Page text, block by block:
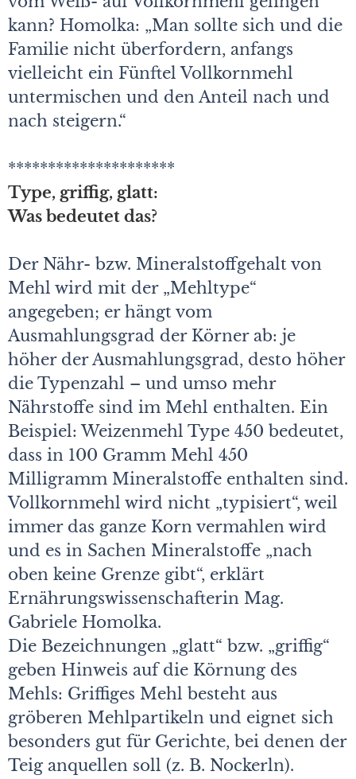
kann? Homolka: „Man sollte sich und die
Familie nicht überfordern, anfangs
vielleicht ein Fünftel Vollkornmehl
untermischen und den Anteil nach und
nach steigern.“
*********************
Type, griffig, glatt:
Was bedeutet das?
Der Nähr- bzw. Mineralstoffgehalt von
Mehl wird mit der „Mehltype“
angegeben; er hängt vom
Ausmahlungsgrad der Körner ab: je
höher der Ausmahlungsgrad, desto höher
die Typenzahl – und umso mehr
Nährstoffe sind im Mehl enthalten. Ein
Beispiel: Weizenmehl Type 450 bedeutet,
dass in 100 Gramm Mehl 450
Milligramm Mineralstoffe enthalten sind.
Vollkornmehl wird nicht „typisiert“, weil
immer das ganze Korn vermahlen wird
und es in Sachen Mineralstoffe „nach
oben keine Grenze gibt“, erklärt
Ernährungswissenschafterin Mag.
Gabriele Homolka.
Die Bezeichnungen „glatt“ bzw. „griffig“
geben Hinweis auf die Körnung des
Mehls: Griffiges Mehl besteht aus
gröberen Mehlpartikeln und eignet sich
besonders gut für Gerichte, bei denen der
Teig anquellen soll (z. B. Nockerln).